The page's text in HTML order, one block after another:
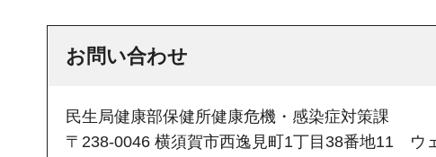
お問い合わせ
民生局健康部保健所健康危機・感染症対策課
〒238-0046 横須賀市西逸見町1丁目38番地11 ウ